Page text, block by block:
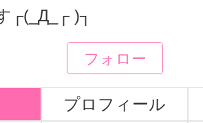
┌(_Д_┌ )┐
フォロー
プロフィール